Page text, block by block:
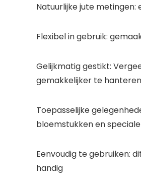
Natuurlijke jute
Flexibel in gebruik:
Gelijkmatig gestikt:
gemakkelijker te
Toepasselijke
bloemstukken en
Eenvoudig te gebruiken:
handig